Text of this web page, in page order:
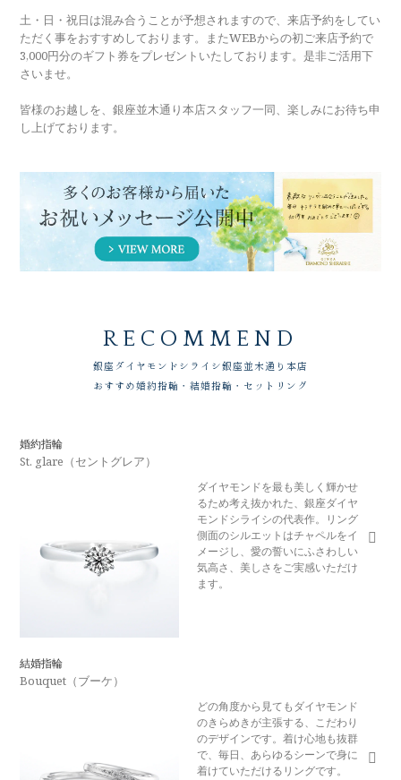
土・日・祝日は混み合うことが予想されますので、来店予約をしてい
ただく事をおすすめしております。またWEBからの初ご来店予約で
3,000円分のギフト券をプレゼントいたしております。是非ご活用下
さいませ。
皆様のお越しを、銀座並木通り本店スタッフ一同、楽しみにお待ち申
し上げております。
RECOMMEND
銀座ダイヤモンドシライシ銀座並木通り本店
おすすめ婚約指輪・結婚指輪・セットリング
婚約指輪
St. glare（セントグレア）
ダイヤモンドを最も美しく輝かせ
るため考え抜かれた、銀座ダイヤ
モンドシライシの代表作。リング
側面のシルエットはチャペルをイ
メージし、愛の誓いにふさわしい
気高さ、美しさをご実感いただけ
ます。
結婚指輪
Bouquet（ブーケ）
どの角度から見てもダイヤモンド
のきらめきが主張する、こだわり
のデザインです。着け心地も抜群
で、毎日、あらゆるシーンで身に
着けていただけるリングです。